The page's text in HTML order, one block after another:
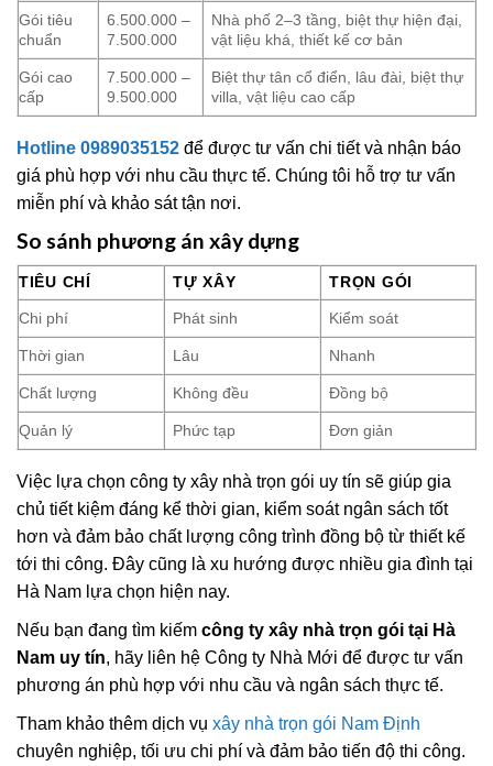
Gói tiêu
chuẩn
6.500.000 –
7.500.000
Nhà phố 2–3 tầng, biệt thự hiện đại,
vật liệu khá, thiết kế cơ bản
Gói cao
cấp
7.500.000 –
9.500.000
Biệt thự tân cổ điển, lâu đài, biệt thự
villa, vật liệu cao cấp
Hotline 0989035152 để được tư vấn chi tiết và nhận báo
giá phù hợp với nhu cầu thực tế. Chúng tôi hỗ trợ tư vấn
miễn phí và khảo sát tận nơi.
So sánh phương án xây dựng
TIÊU CHÍ TỰ XÂY TRỌN GÓI
Chi phí Phát sinh Kiểm soát
Thời gian Lâu Nhanh
Chất lượng Không đều Đồng bộ
Quản lý Phức tạp Đơn giản
Việc lựa chọn công ty xây nhà trọn gói uy tín sẽ giúp gia
chủ tiết kiệm đáng kể thời gian, kiểm soát ngân sách tốt
hơn và đảm bảo chất lượng công trình đồng bộ từ thiết kế
tới thi công. Đây cũng là xu hướng được nhiều gia đình tại
Hà Nam lựa chọn hiện nay.
Nếu bạn đang tìm kiếm công ty xây nhà trọn gói tại Hà
Nam uy tín, hãy liên hệ Công ty Nhà Mới để được tư vấn
phương án phù hợp với nhu cầu và ngân sách thực tế.
Tham khảo thêm dịch vụ xây nhà trọn gói Nam Định
chuyên nghiệp, tối ưu chi phí và đảm bảo tiến độ thi công.